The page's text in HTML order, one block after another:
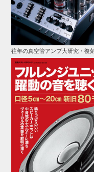
往年の真空管アンプ大研究・復